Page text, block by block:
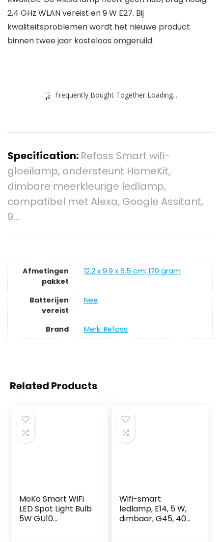
2,4 GHz WLAN vereist en 9 W E27. Bij
kwaliteitsproblemen wordt het nieuwe product
binnen twee jaar kosteloos omgeruild.
Frequently Bought Together Loading...
Specification: Refoss Smart wifi-
gloeilamp, ondersteunt HomeKit,
dimbare meerkleurige ledlamp,
compatibel met Alexa, Google Assitant,
9…
Afmetingen
pakket
‎12.2 x 9.9 x 6.5 cm; 170 gram
Batterijen
vereist
‎Nee
Brand Merk: Refoss
Related Products
MoKo Smart WiFi
LED Spot Light Bulb
5W GU10
Wifi-smart
ledlamp, E14, 5 W,
dimbaar, G45, 40